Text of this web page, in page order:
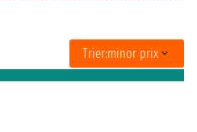
Trier:minor prix